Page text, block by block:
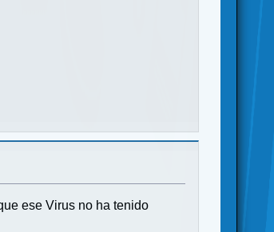
ese Virus no ha tenido